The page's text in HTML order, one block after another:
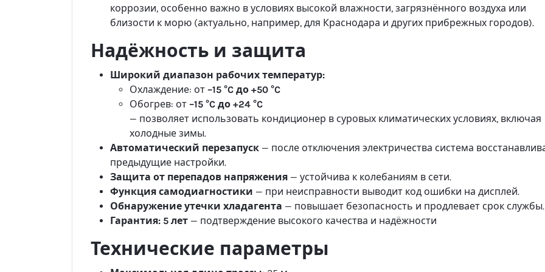
коррозии, особенно важно в условиях высокой влажности, загрязнённого воздуха или
близости к морю (актуально, например, для Краснодара и других прибрежных городов).
Надёжность и защита
Широкий диапазон рабочих температур:
Охлаждение: от –15 °C до +50 °C
Обогрев: от –15 °C до +24 °C
— позволяет использовать кондиционер в суровых климатических условиях, включая
холодные зимы.
Автоматический перезапуск — после отключения электричества система
предыдущие настройки.
Защита от перепадов напряжения — устойчива к колебаниям в сети.
Функция самодиагностики — при неисправности выводит код ошибки на дисплей.
Обнаружение утечки хладагента — повышает безопасность и продлевает срок службы.
Гарантия: 5 лет — подтверждение высокого качества и надёжности
Технические параметры